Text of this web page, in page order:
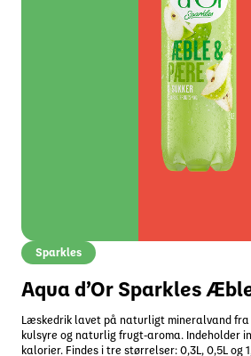
Sparkles
Aqua d’Or Sparkles
Læskedrik lavet på naturligt mineralvand fra
kulsyre og naturlig frugt-aroma. Indeholder
kalorier. Findes i tre størrelser: 0,3L, 0,5L og